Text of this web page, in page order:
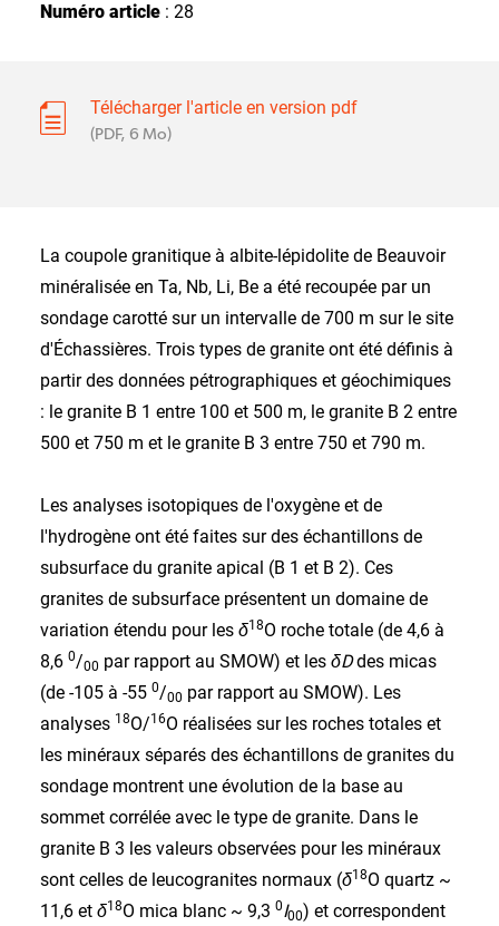
Numéro article : 28
Télécharger l'article en version pdf
(PDF, 6 Mo)
La coupole granitique à albite-lépidolite de Beauvoir
minéralisée en Ta, Nb, Li, Be a été recoupée par un
sondage carotté sur un intervalle de 700 m sur le site
d'Échassières. Trois types de granite ont été définis à
partir des données pétrographiques et géochimiques
: le granite B 1 entre 100 et 500 m, le granite B 2 entre
500 et 750 m et le granite B 3 entre 750 et 790 m.
Les analyses isotopiques de l'oxygène et de
l'hydrogène ont été faites sur des échantillons de
subsurface du granite apical (B 1 et B 2). Ces
granites de subsurface présentent un domaine de
variation étendu pour les δ18O roche totale (de 4,6 à
8,6 0/00 par rapport au SMOW) et les δDdes micas
(de -105 à -55 0/00 par rapport au SMOW). Les
analyses 18O/16O réalisées sur les roches totales et
les minéraux séparés des échantillons de granites du
sondage montrent une évolution de la base au
sommet corrélée avec le type de granite. Dans le
granite B 3 les valeurs observées pour les minéraux
sont celles de leucogranites normaux (δ18O quartz ~
11,6 et δ18O mica blanc ~ 9,3 0I00) et correspondent